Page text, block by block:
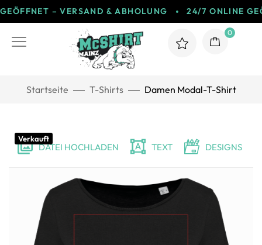
– VERSAND & ABHOLUNG 24/7 ONLINE
0
Startseite T-Shirts Damen Modal-T-Shirt
Verkauft
DATEI HOCHLADEN TEXT DESIGNS